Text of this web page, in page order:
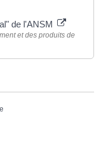
de l'ANSM
et des produits de